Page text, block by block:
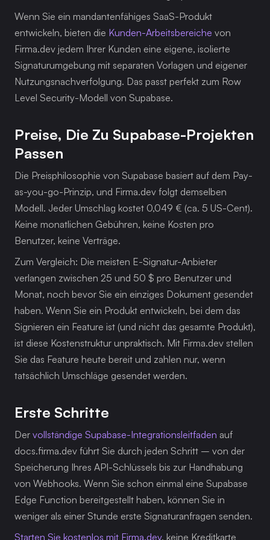
Wenn Sie ein mandantenfähiges SaaS-Produkt
entwickeln, bieten die Kunden-Arbeitsbereiche von
Firma.dev jedem Ihrer Kunden eine eigene, isolierte
Signaturumgebung mit separaten Vorlagen und eigener
Nutzungsnachverfolgung. Das passt perfekt zum Row
Level Security-Modell von Supabase.
Preise, Die Zu Supabase-Projekten
Passen
Die Preisphilosophie von Supabase basiert auf dem Pay-
as-you-go-Prinzip, und Firma.dev folgt demselben
Modell. Jeder Umschlag kostet 0,049 € (ca. 5 US-Cent).
Keine monatlichen Gebühren, keine Kosten pro
Benutzer, keine Verträge.
Zum Vergleich: Die meisten E-Signatur-Anbieter
verlangen zwischen 25 und 50 $ pro Benutzer und
Monat, noch bevor Sie ein einziges Dokument gesendet
haben. Wenn Sie ein Produkt entwickeln, bei dem das
Signieren ein Feature ist (und nicht das gesamte Produkt),
ist diese Kostenstruktur unpraktisch. Mit Firma.dev stellen
Sie das Feature heute bereit und zahlen nur, wenn
tatsächlich Umschläge gesendet werden.
Erste Schritte
Der vollständige Supabase-Integrationsleitfaden auf
docs.firma.dev führt Sie durch jeden Schritt – von der
Speicherung Ihres API-Schlüssels bis zur Handhabung
von Webhooks. Wenn Sie schon einmal eine Supabase
Edge Function bereitgestellt haben, können Sie in
weniger als einer Stunde erste Signaturanfragen senden.
Starten Sie kostenlos mit Firma.dev, keine Kreditkarte